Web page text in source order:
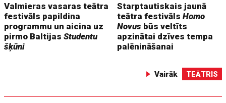
Valmieras vasaras teātra
festivāls papildina
programmu un aicina uz
pirmo BaltijasStudentu
šķūni
Starptautiskais jaunā
teātra festivālsHomo
Novus būs veltīts
apzinātai dzīves tempa
palēnināšanai
Vairāk TEĀTRIS